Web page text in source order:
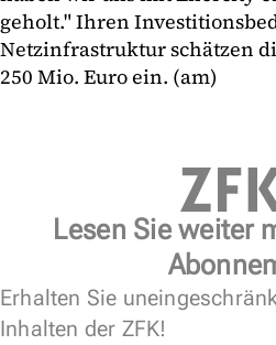
geholt." Ihren
Netzinfrastruktur schätzen
250 Mio. Euro ein. (am)
Lesen Sie weiter
Erhalten Sie
Inhalten der ZFK!